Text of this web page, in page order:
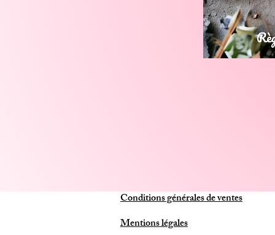
Conditions générales de ventes
Mentions légales